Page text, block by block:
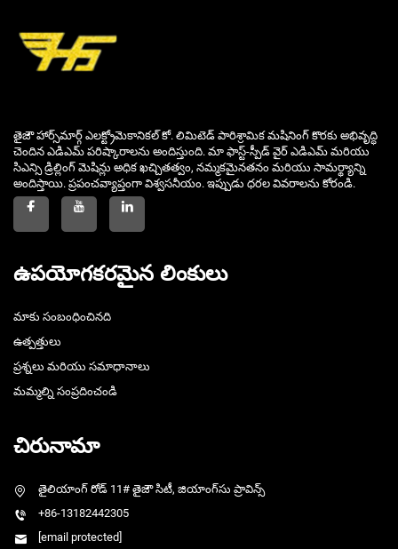
తైజౌ హార్స్‌మార్గ్ ఎలక్ట్రోమెకానికల్ కో. లిమిటెడ్ పారిశ్రామిక మషినింగ్ కొరకు అభివృద్ధి
చెందిన ఎడిఎమ్ పరిష్కారాలను అందిస్తుంది. మా ఫాస్ట్-స్పీడ్ వైర్ ఎడిఎమ్ మరియు
సిఎన్సి డ్రిల్లింగ్ మెషిన్లు అధిక ఖచ్చితత్వం, నమ్మకమైనతనం మరియు సామర్థ్యాన్ని
అందిస్తాయి. ప్రపంచవ్యాప్తంగా విశ్వసనీయం. ఇప్పుడు ధరల వివరాలను కోరండి.
ఉపయోగకరమైన లింకులు
మాకు సంబంధించినది
ఉత్పత్తులు
ప్రశ్నలు మరియు సమాధానాలు
మమ్మల్ని సంప్రదించండి
చిరునామా
తైలియాంగ్ రోడ్ 11# తైజౌ సిటీ, జియాంగ్‌సు ప్రావిన్స్
+86-13182442305
[email protected]